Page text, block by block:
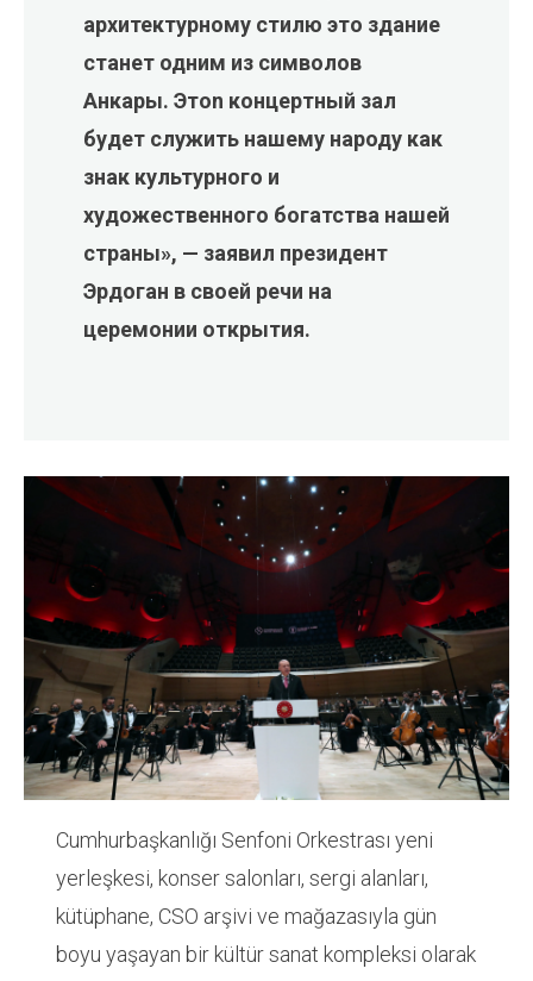
архитектурному стилю это здание
станет одним из символов
Анкары. Этоn концертный зал
будет служить нашему народу как
знак культурного и
художественного богатства нашей
страны», — заявил президент
Эрдоган в своей речи на
церемонии открытия.
Cumhurbaşkanlığı Senfoni Orkestrası yeni
yerleşkesi, konser salonları, sergi alanları,
kütüphane, CSO arşivi ve mağazasıyla gün
boyu yaşayan bir kültür sanat kompleksi olarak